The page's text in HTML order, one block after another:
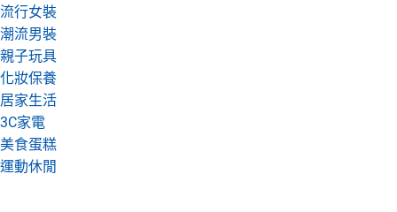
流行女裝
潮流男裝
親子玩具
化妝保養
居家生活
3C家電
美食蛋糕
運動休閒